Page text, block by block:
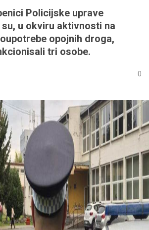
Policijske uprave
su, u okviru aktivnosti na
opojnih droga,
tri osobe.
0